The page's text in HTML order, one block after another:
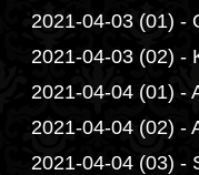
2021-04-03 (01) -
2021-04-03 (02) -
2021-04-04 (01) -
2021-04-04 (02) -
2021-04-04 (03) -